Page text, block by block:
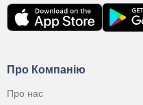
Про Компанію
Про нас